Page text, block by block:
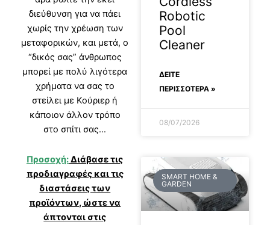
διεύθυνση για να πάει
χωρίς την χρέωση των
μεταφορικών, και μετά, ο
“δικός σας” άνθρωπος
μπορεί με πολύ λιγότερα
χρήματα να σας το
στείλει με Κούριερ ή
κάποιον άλλον τρόπο
στο σπίτι σας…
Προσοχή:Διάβασε τις
προδιαγραφές και τις
διαστάσεις των
προϊόντων, ώστε να
άπτονται στις
Robotic
Pool
Cleaner
ΔΕΊΤΕ
ΠΕΡΙΣΣΟΤΕΡΑ »
08/07/2026
SMART HOME &
GARDEN